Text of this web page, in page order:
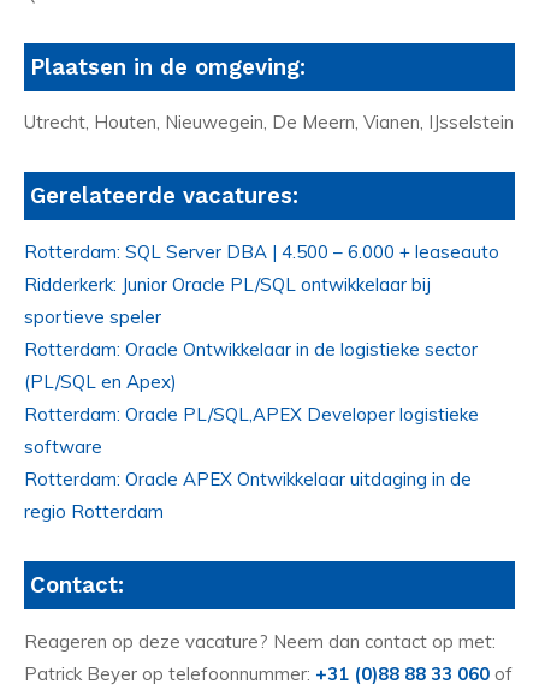
Plaatsen in de omgeving:
Utrecht, Houten, Nieuwegein, De Meern, Vianen, IJsselstein
Gerelateerde vacatures:
Rotterdam: SQL Server DBA | 4.500 – 6.000 + leaseauto
Ridderkerk: Junior Oracle PL/SQL ontwikkelaar bij
sportieve speler
Rotterdam: Oracle Ontwikkelaar in de logistieke sector
(PL/SQL en Apex)
Rotterdam: Oracle PL/SQL,APEX Developer logistieke
software
Rotterdam: Oracle APEX Ontwikkelaar uitdaging in de
regio Rotterdam
Contact:
Reageren op deze vacature? Neem dan contact op met:
Patrick Beyer op telefoonnummer: +31 (0)88 88 33 060 of